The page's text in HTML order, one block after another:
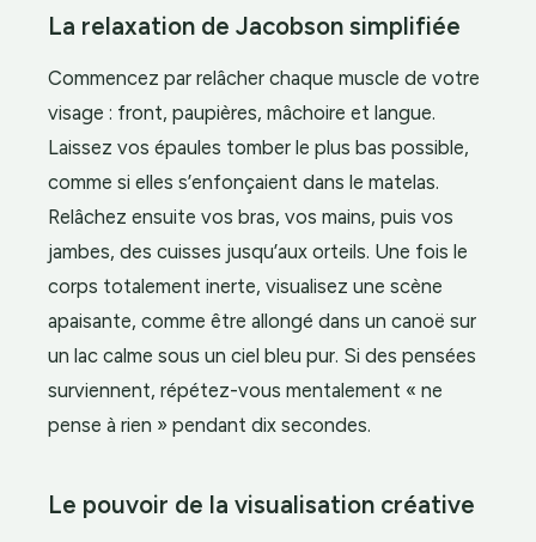
La relaxation de Jacobson simplifiée
Commencez par relâcher chaque muscle de votre
visage : front, paupières, mâchoire et langue.
Laissez vos épaules tomber le plus bas possible,
comme si elles s’enfonçaient dans le matelas.
Relâchez ensuite vos bras, vos mains, puis vos
jambes, des cuisses jusqu’aux orteils. Une fois le
corps totalement inerte, visualisez une scène
apaisante, comme être allongé dans un canoë sur
un lac calme sous un ciel bleu pur. Si des pensées
surviennent, répétez-vous mentalement « ne
pense à rien » pendant dix secondes.
Le pouvoir de la visualisation créative